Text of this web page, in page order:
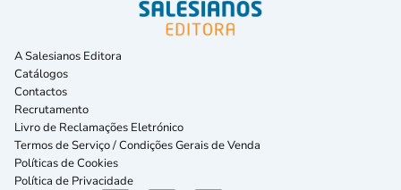
A Salesianos Editora
Catálogos
Contactos
Recrutamento
Livro de Reclamações Eletrónico
Termos de Serviço / Condições Gerais de Venda
Políticas de Cookies
Política de Privacidade